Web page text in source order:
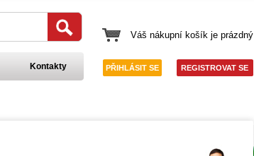
Váš nákupní košík je prázdný
Kontakty PŘIHLÁSIT SE REGISTROVAT SE